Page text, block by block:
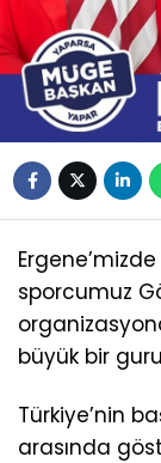
sporcumuz
büyük bir
Türkiye’nin
arasında